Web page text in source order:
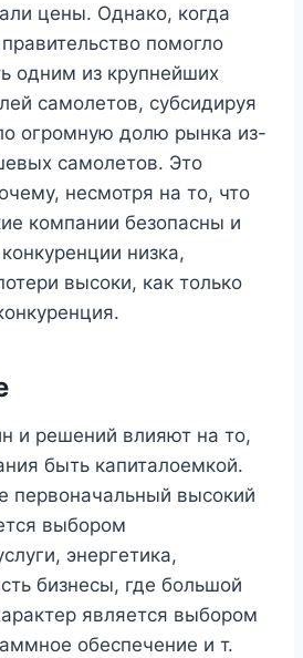
цены. Однако, когда
помогло
одним из крупнейших
самолетов, субсидируя
огромную долю рынка из-
самолетов. Это
несмотря на то, что
компании безопасны и
низка,
высоки, как только
и решений влияют на то,
быть капиталоемкой.
первоначальный высокий
выбором
энергетика,
бизнесы, где большой
является выбором
обеспечение и т.